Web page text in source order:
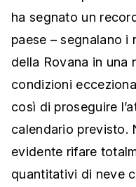
ha segnato un
paese – segnalano i
della Rovana in una
condizioni
così di proseguire
calendario previsto.
evidente rifare
quantitativi di neve